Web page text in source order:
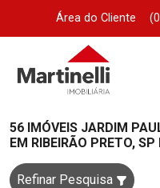
Área do Cliente
56 IMÓVEIS JARDIM
EM RIBEIRÃO PRETO,
Refinar Pesquisa